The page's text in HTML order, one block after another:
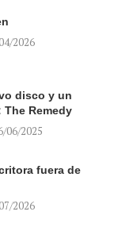
2026
disco y un
The Remedy
06/2025
fuera de
2026